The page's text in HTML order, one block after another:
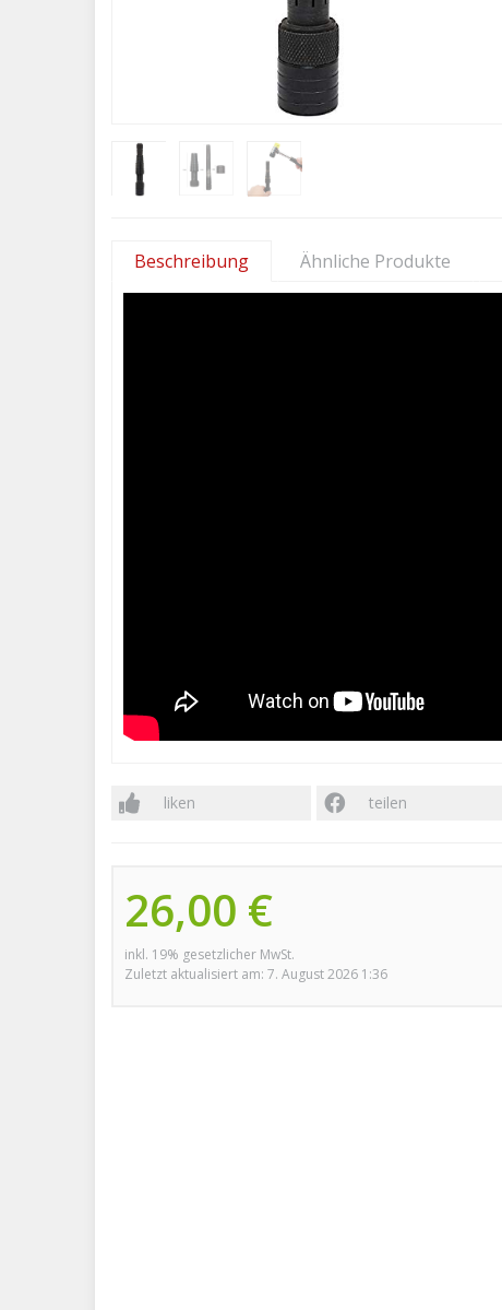
Beschreibung Ähnliche Produkte
liken teilen
26,00 €
inkl. 19% gesetzlicher MwSt.
Zuletzt aktualisiert am: 7. August 2026 1:36